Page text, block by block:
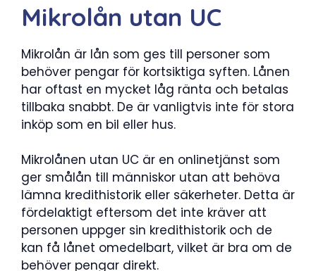
Mikrolån utan UC
Mikrolån är lån som ges till personer som
behöver pengar för kortsiktiga syften. Lånen
har oftast en mycket låg ränta och betalas
tillbaka snabbt. De är vanligtvis inte för stora
inköp som en bil eller hus.
Mikrolånen utan UC är en onlinetjänst som
ger smålån till människor utan att behöva
lämna kredithistorik eller säkerheter. Detta är
fördelaktigt eftersom det inte kräver att
personen uppger sin kredithistorik och de
kan få lånet omedelbart, vilket är bra om de
behöver pengar direkt.